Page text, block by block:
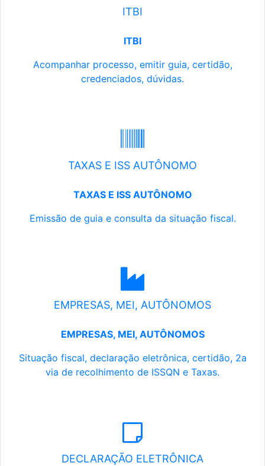
ITBI
ITBI
Acompanhar processo, emitir guia, certidão,
credenciados, dúvidas.
TAXAS E ISS AUTÔNOMO
TAXAS E ISS AUTÔNOMO
Emissão de guia e consulta da situação fiscal.
EMPRESAS, MEI, AUTÔNOMOS
EMPRESAS, MEI, AUTÔNOMOS
Situação fiscal, declaração eletrônica, certidão, 2a
via de recolhimento de ISSQN e Taxas.
DECLARAÇÃO ELETRÔNICA